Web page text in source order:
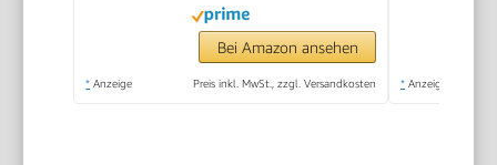
Sprengweite max. 13
m, wartungsfrei dank
Edelstahl-
Bei Amazon ansehen
* Anzeige Preis inkl. MwSt., zzgl. Versandkosten * Anzeige